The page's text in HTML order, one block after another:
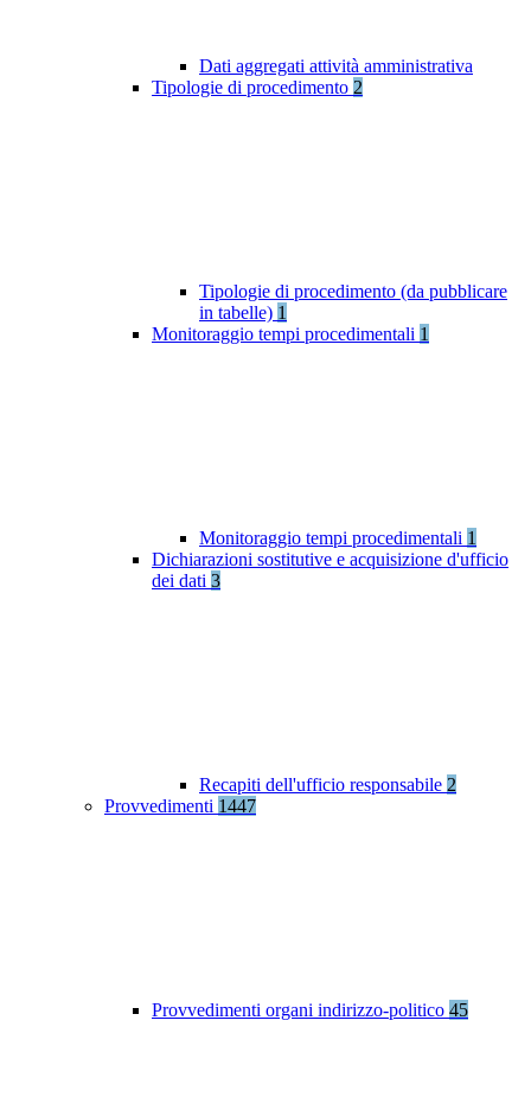
Dati aggregati attività amministrativa
Tipologie di procedimento 2
Tipologie di procedimento (da pubblicare
in tabelle) 1
Monitoraggio tempi procedimentali 1
Monitoraggio tempi procedimentali 1
Dichiarazioni sostitutive e acquisizione d'ufficio
dei dati 3
Recapiti dell'ufficio responsabile 2
Provvedimenti 1447
Provvedimenti organi indirizzo-politico 45